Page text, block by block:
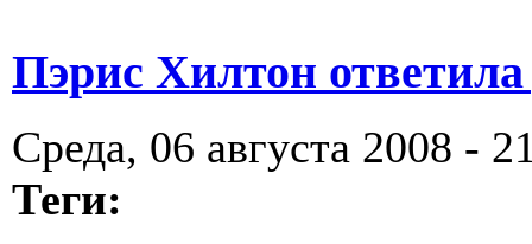
Пэрис Хилтон
Среда, 06 августа 2008 -
Теги: